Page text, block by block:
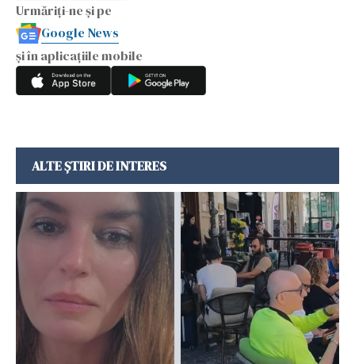
Urmăriți-ne și pe
Google News
și în aplicațiile mobile
ALTE ȘTIRI DE INTERES